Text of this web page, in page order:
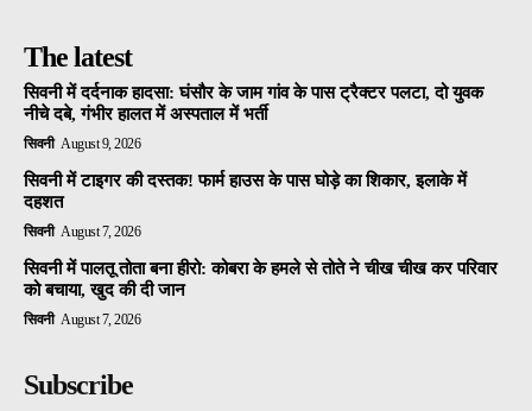
The latest
सिवनी में दर्दनाक हादसा: घंसौर के जाम गांव के पास ट्रैक्टर पलटा, दो युवक
नीचे दबे, गंभीर हालत में अस्पताल में भर्ती
सिवनी August 9, 2026
सिवनी में टाइगर की दस्तक! फार्म हाउस के पास घोड़े का शिकार, इलाके में
दहशत
सिवनी August 7, 2026
सिवनी में पालतू तोता बना हीरो: कोबरा के हमले से तोते ने चीख चीख कर परिवार
को बचाया, खुद की दी जान
सिवनी August 7, 2026
Subscribe